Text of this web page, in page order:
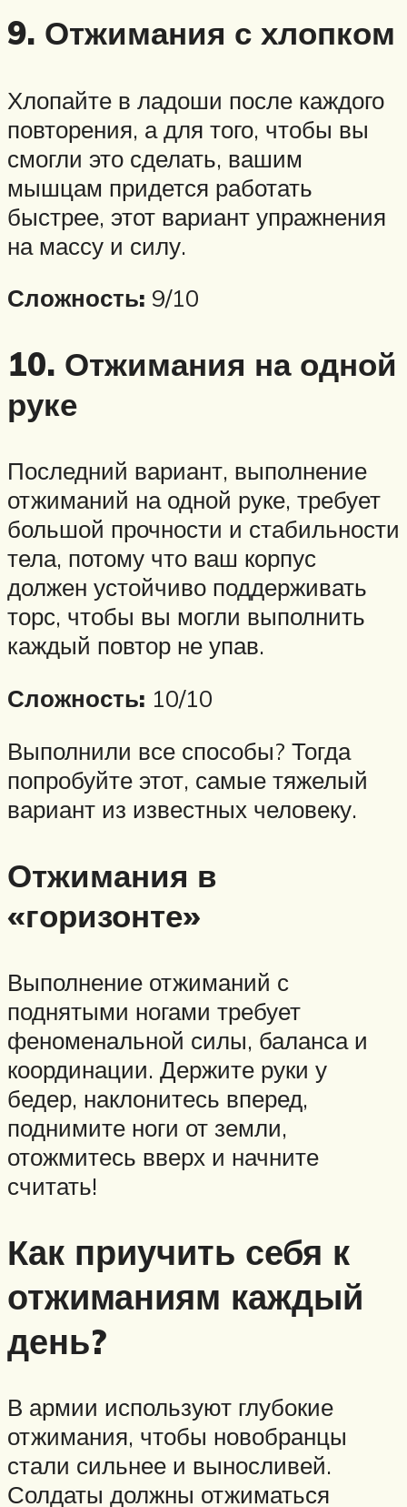
9. Отжимания с хлопком
Хлопайте в ладоши после каждого
повторения, а для того, чтобы вы
смогли это сделать, вашим
мышцам придется работать
быстрее, этот вариант упражнения
на массу и силу.
Сложность: 9/10
10. Отжимания на одной
руке
Последний вариант, выполнение
отжиманий на одной руке, требует
большой прочности и стабильности
тела, потому что ваш корпус
должен устойчиво поддерживать
торс, чтобы вы могли выполнить
каждый повтор не упав.
Сложность: 10/10
Выполнили все способы? Тогда
попробуйте этот, самые тяжелый
вариант из известных человеку.
Отжимания в
«горизонте»
Выполнение отжиманий с
поднятыми ногами требует
феноменальной силы, баланса и
координации. Держите руки у
бедер, наклонитесь вперед,
поднимите ноги от земли,
отожмитесь вверх и начните
считать!
Как приучить себя к
отжиманиям каждый
день?
В армии используют глубокие
отжимания, чтобы новобранцы
стали сильнее и выносливей.
Солдаты должны отжиматься